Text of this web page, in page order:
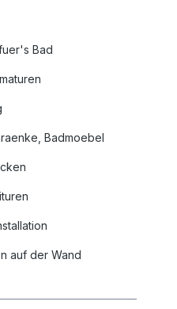
Bad
Badmoebel
auf der Wand